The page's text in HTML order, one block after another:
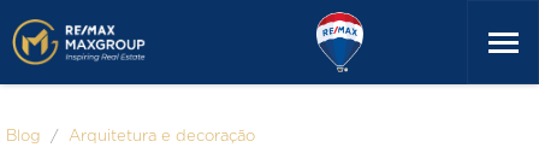
Blog Arquitetura e decoração